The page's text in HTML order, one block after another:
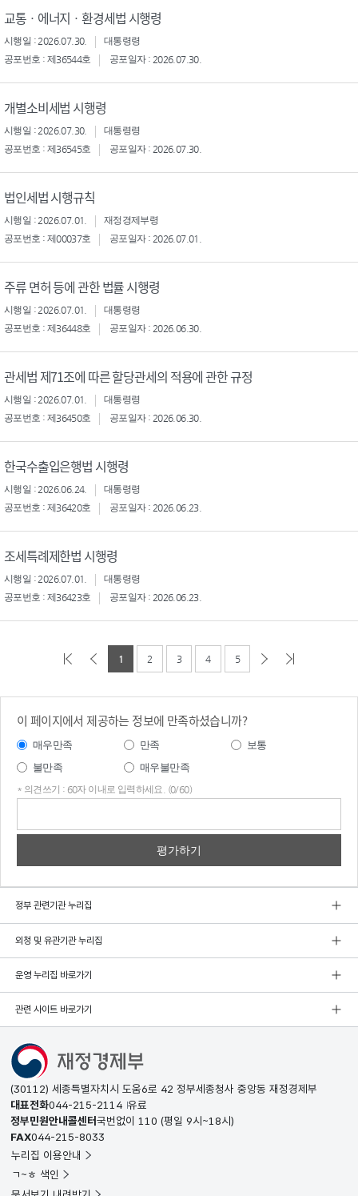
교통ㆍ에너지ㆍ환경세법 시행령
시행일 : 2026.07.30.
대통령령
공포번호 : 제36544호
공포일자 : 2026.07.30.
개별소비세법 시행령
시행일 : 2026.07.30.
대통령령
공포번호 : 제36545호
공포일자 : 2026.07.30.
법인세법 시행규칙
시행일 : 2026.07.01.
재정경제부령
공포번호 : 제00037호
공포일자 : 2026.07.01.
주류 면허 등에 관한 법률 시행령
시행일 : 2026.07.01.
대통령령
공포번호 : 제36448호
공포일자 : 2026.06.30.
관세법 제71조에 따른 할당관세의 적용에 관한 규정
시행일 : 2026.07.01.
대통령령
공포번호 : 제36450호
공포일자 : 2026.06.30.
한국수출입은행법 시행령
시행일 : 2026.06.24.
대통령령
공포번호 : 제36420호
공포일자 : 2026.06.23.
조세특례제한법 시행령
시행일 : 2026.07.01.
대통령령
공포번호 : 제36423호
공포일자 : 2026.06.23.
1 2 3 4 5
이 페이지에서 제공하는 정보에 만족하셨습니까?
매우만족 만족
보통
불만족
매우불만족
* 의견쓰기 : 60자 이내로 입력하세요. (0/60)
정부 관련기관 누리집
외청 및 유관기관 누리집
운영 누리집 바로가기
관련 사이트 바로가기
(30112) 세종특별자치시 도움6로 42 정부세종청사 중앙동 재정경제부
대표전화044-215-2114 유료
정부민원안내콜센터국번없이 110 (평일 9시~18시)
FAX044-215-8033
누리집 이용안내
ㄱ~ㅎ 색인